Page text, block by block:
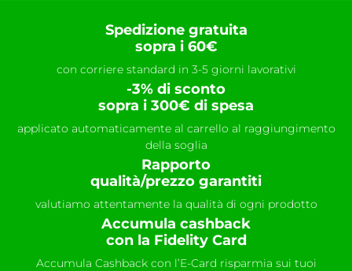
Spedizione gratuita
sopra i 60€
con corriere standard in 3-5 giorni lavorativi
-3% di sconto
sopra i 300€ di spesa
applicato automaticamente al carrello al raggiungimento
della soglia
Rapporto
qualità/prezzo garantiti
valutiamo attentamente la qualità di ogni prodotto
Accumula cashback
con la Fidelity Card
Accumula Cashback con l’E-Card risparmia sui tuoi